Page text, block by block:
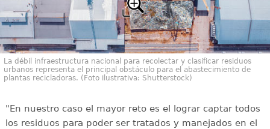
La débil infraestructura nacional para recolectar y clasificar residuos
urbanos representa el principal obstáculo para el abastecimiento de
plantas recicladoras. (Foto ilustrativa: Shutterstock)
"En nuestro caso el mayor reto es el lograr captar todos
los residuos para poder ser tratados y manejados en el